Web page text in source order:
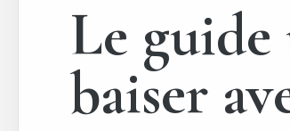
Le
baiser